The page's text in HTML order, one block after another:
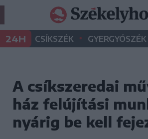
24H CSÍKSZÉK • GYERGYÓSZÉK
A csíkszeredai
ház felújítási
nyárig be kell